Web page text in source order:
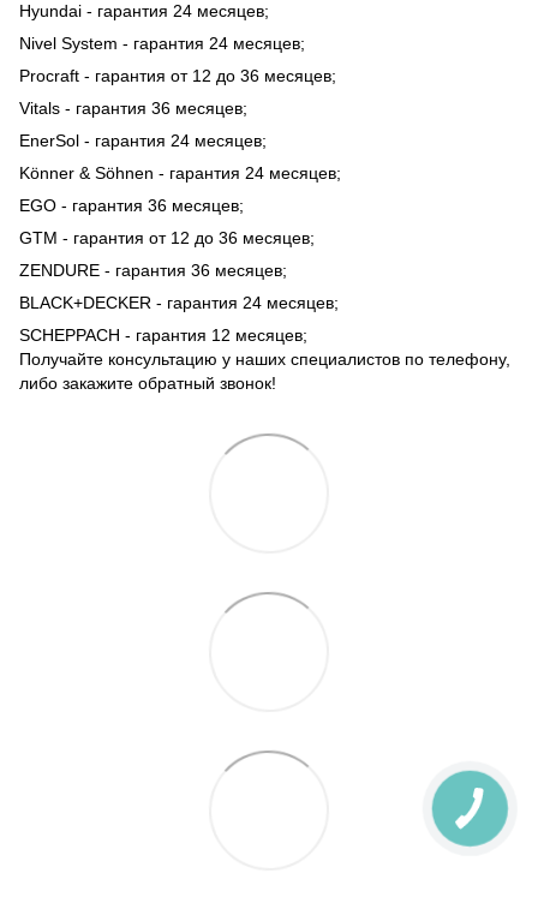
Hyundai - гарантия 24 месяцев;
Nivel System - гарантия 24 месяцев;
Procraft - гарантия от 12 до 36 месяцев;
Vitals - гарантия 36 месяцев;
EnerSol - гарантия 24 месяцев;
Könner & Söhnen - гарантия 24 месяцев;
EGO - гарантия 36 месяцев;
GTM - гарантия от 12 до 36 месяцев;
ZENDURE - гарантия 36 месяцев;
BLACK+DECKER - гарантия 24 месяцев;
SCHEPPACH - гарантия 12 месяцев;
Получайте консультацию у наших специалистов по телефону,
либо закажите обратный звонок!